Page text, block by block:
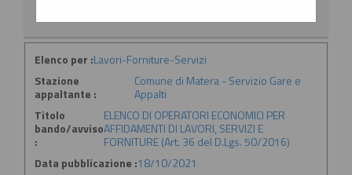
Elenco per :Lavori-Forniture-Servizi
Stazione
appaltante :
Comune di Matera - Servizio Gare e
Appalti
Titolo
bando/avviso
:
ELENCO DI OPERATORI ECONOMICI PER
AFFIDAMENTI DI LAVORI, SERVIZI E
FORNITURE (Art. 36 del D.Lgs. 50/2016)
Data pubblicazione :18/10/2021